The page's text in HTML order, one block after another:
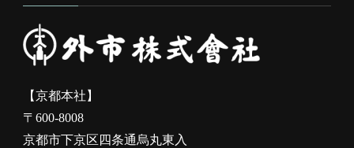
【京都本社】
〒600-8008
京都市下京区四条通烏丸東入